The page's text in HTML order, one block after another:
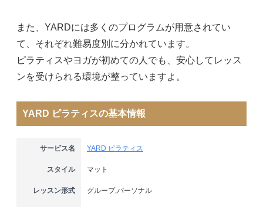
また、YARDには多くのプログラムが用意されてい
て、それぞれ難易度別に分かれています。
ピラティスやヨガが初めての人でも、安心してレッス
ンを受けられる環境が整っていますよ。
YARD ピラティスの基本情報
サービス名 YARD ピラティス
スタイル マット
レッスン形式 グループ,パーソナル